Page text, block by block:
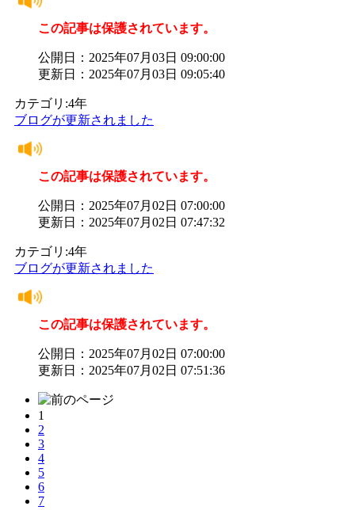
この記事は保護されています。
公開日：2025年07月03日 09:00:00
更新日：2025年07月03日 09:05:40
カテゴリ:4年
ブログが更新されました
この記事は保護されています。
公開日：2025年07月02日 07:00:00
更新日：2025年07月02日 07:47:32
カテゴリ:4年
ブログが更新されました
この記事は保護されています。
公開日：2025年07月02日 07:00:00
更新日：2025年07月02日 07:51:36
1
2
3
4
5
6
7